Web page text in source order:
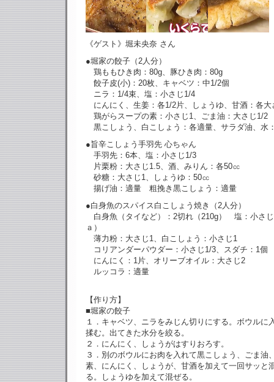
《ゲスト》堀未央奈 さん
●堀家の餃子（2人分）
鶏ももひき肉：80g、豚ひき肉：80g
餃子皮(小)：20枚、キャベツ：中1/2個
ニラ：1/4束、塩：小さじ1/4
にんにく、生姜：各1/2片、しょうゆ、甘酒：各大
鶏がらスープの素：小さじ1、ごま油：大さじ1/2
黒こしょう、白こしょう：各適量、サラダ油、水
●旨辛こしょう手羽先 心ちゃん
手羽先：6本、塩：小さじ1/3
片栗粉：大さじ1.5、酒、みりん：各50㏄
砂糖：大さじ1、しょうゆ：50㏄
揚げ油：適量 粗挽き黒こしょう：適量
●白身魚のスパイス白こしょう焼き（2人分）
白身魚（タイなど）：2切れ（210g） 塩：小
ａ）
薄力粉：大さじ1、白こしょう：小さじ1
コリアンダーパウダー：小さじ1/3、スダチ：1個
にんにく：1片、オリーブオイル：大さじ2
ルッコラ：適量
【作り方】
■堀家の餃子
１．キャベツ、ニラをみじん切りにする。ボウルに
揉む。出てきた水分を絞る。
２．にんにく、しょうがはすりおろす。
３．別のボウルにお肉を入れて黒こしょう、ごま油
素、にんにく、しょうが、甘酒を加えて一回サッと
る。しょうゆを加えて混ぜる。